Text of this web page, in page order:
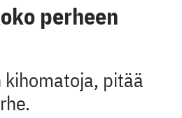
perheen
kihomatoja, pitää